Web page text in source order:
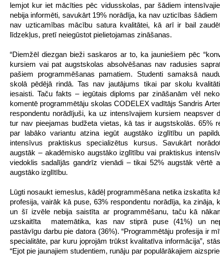
lemjot kur iet mācīties pēc vidusskolas, par šādiem
nebija informēti, savukārt 19% norādīja, ka nav uzticības
nav uzticamības mācību satura kvalitātei, kā arī ir bail
līdzekļus, pretī neiegūstot pielietojamas zināšanas.
“Diemžēl diezgan bieži saskaros ar to, ka jauniešiem pēc
kursiem vai pat augstskolas absolvēšanas nav radusies
pašiem programmēšanas pamatiem. Studenti samaksā
skolā pēdējā rindā. Tas nav jautājums tikai par skolu
iesaisti. Taču fakts – iegūtais diploms par zināšanām vēl neko
komentē programmētāju skolas CODELEX vadītājs Sandris
respondentu norādījuši, ka uz intensīvajiem kursiem neapsver
tur nav pieejamas budžeta vietas, kā tas ir augstskolās. 65%
par labāko variantu atzina iegūt augstāko izglītību un
intensīvus praktiskus specializētus kursus. Savukārt
augstāk – akadēmisko augstāko izglītību vai praktiskus
viedoklis sadalījās gandrīz vienādi – tikai 52% augstāk vērtē
augstāko izglītību.
Lūgti nosaukt iemeslus, kādēļ programmēšana netika izskatīta
profesija, vairāk kā puse, 63% respondentu norādīja, ka zināja,
un šī izvēle nebija saistīta ar programmēšanu, taču kā
uzskaitīta matemātika, kas nav stiprā puse (41%) un
pastāvīgu darbu pie datora (36%). “Programmētāju profesija ir
specialitāte, par kuru joprojām trūkst kvalitatīva informācija”,
“Ejot pie jaunajiem studentiem, runāju par populārākajiem